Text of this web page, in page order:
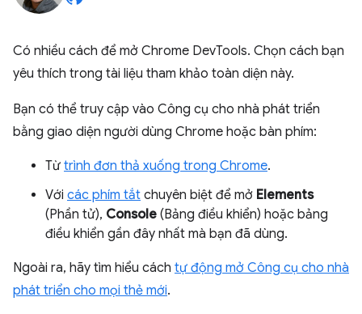
Có nhiều cách để mở Chrome DevTools. Chọn cách bạn
yêu thích trong tài liệu tham khảo toàn diện này.
Bạn có thể truy cập vào Công cụ cho nhà phát triển
bằng giao diện người dùng Chrome hoặc bàn phím:
Từ trình đơn thả xuống trong Chrome.
Với các phím tắt chuyên biệt để mở Elements
(Phần tử), Console (Bảng điều khiển) hoặc bảng
điều khiển gần đây nhất mà bạn đã dùng.
Ngoài ra, hãy tìm hiểu cách tự động mở Công cụ cho nhà
phát triển cho mọi thẻ mới.